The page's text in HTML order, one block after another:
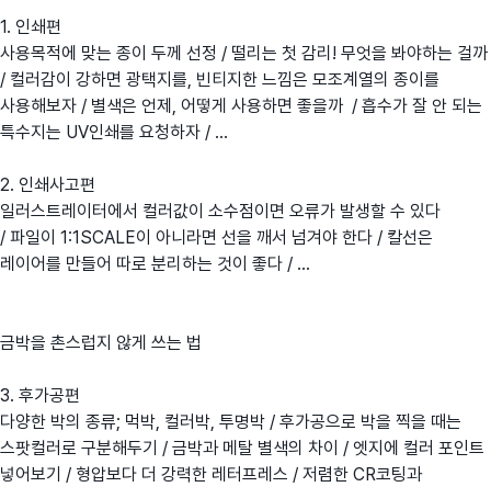
1. 인쇄편
사용목적에 맞는 종이 두께 선정 / 떨리는 첫 감리! 무엇을 봐야하는 걸까
/ 컬러감이 강하면 광택지를, 빈티지한 느낌은 모조계열의 종이를
사용해보자 / 별색은 언제, 어떻게 사용하면 좋을까 / 흡수가 잘 안 되는
특수지는 UV인쇄를 요청하자 / ...
2. 인쇄사고편
일러스트레이터에서 컬러값이 소수점이면 오류가 발생할 수 있다
/ 파일이 1:1SCALE이 아니라면 선을 깨서 넘겨야 한다 / 칼선은
레이어를 만들어 따로 분리하는 것이 좋다 / ...
금박을 촌스럽지 않게 쓰는 법
3. 후가공편
다양한 박의 종류; 먹박, 컬러박, 투명박 / 후가공으로 박을 찍을 때는
스팟컬러로 구분해두기 / 금박과 메탈 별색의 차이 / 엣지에 컬러 포인트
넣어보기 / 형압보다 더 강력한 레터프레스 / 저렴한 CR코팅과